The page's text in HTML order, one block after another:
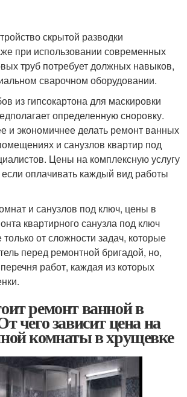
скрытой разводки
при использовании современных
труб потребует должных навыков,
сварочном оборудовании.
из гипсокартона для маскировки
определенную сноровку.
и экономичнее делать ремонт ванных
и санузлов квартир под
Цены на комплексную услугу
оплачивать каждый вид работы
и санузлов под ключ, цены в
квартирного санузла под ключ
только от сложности задач, которые
перед ремонтной бригадой, но,
работ, каждая из которых
ремонт ванной в
чего зависит цена на
комнаты в хрущевке